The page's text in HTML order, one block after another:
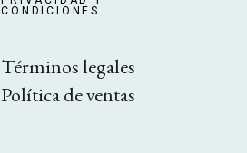
CONDICIONES
Términos legales
Política de ventas